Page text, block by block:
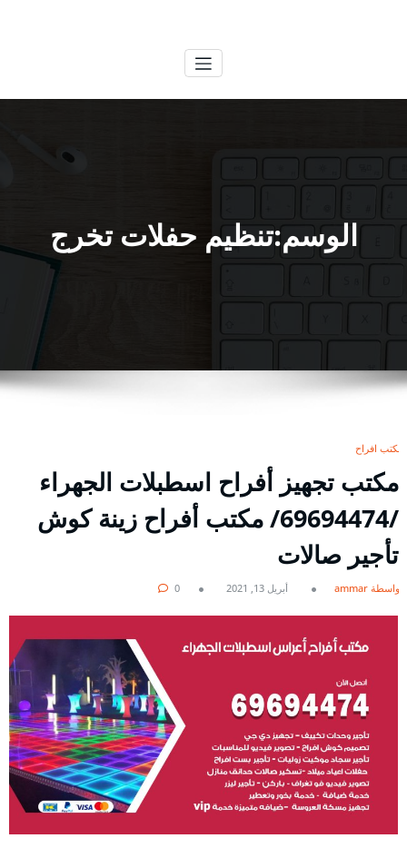
الوسم:تنظيم حفلات تخرج
مكتب افراح
مكتب تجهيز أفراح اسطبلات الجهراء
/69694474/ مكتب أفراح زينة كوش
تأجير صالات
بواسطة ammar أبريل 13, 2021 0